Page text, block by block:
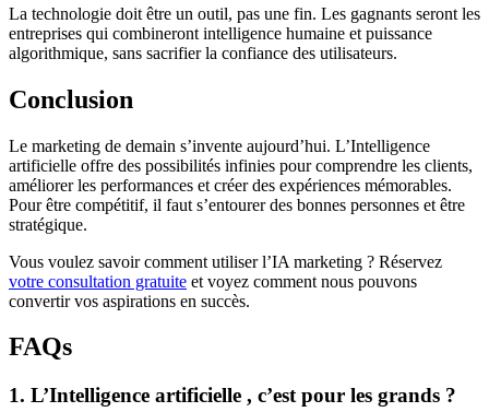
La technologie doit être un outil, pas une fin. Les gagnants seront les
entreprises qui combineront intelligence humaine et puissance
algorithmique, sans sacrifier la confiance des utilisateurs.
Conclusion
Le marketing de demain s’invente aujourd’hui. L’Intelligence
artificielle offre des possibilités infinies pour comprendre les clients,
améliorer les performances et créer des expériences mémorables.
Pour être compétitif, il faut s’entourer des bonnes personnes et être
stratégique.
Vous voulez savoir comment utiliser l’IA marketing ? Réservez
votre consultation gratuite et voyez comment nous pouvons
convertir vos aspirations en succès.
FAQs
1. L’Intelligence artificielle , c’est pour les grands ?